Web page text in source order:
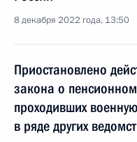
8 декабря 2022 года, 13:50
Приостановлено
закона о
проходивших
в ряде других